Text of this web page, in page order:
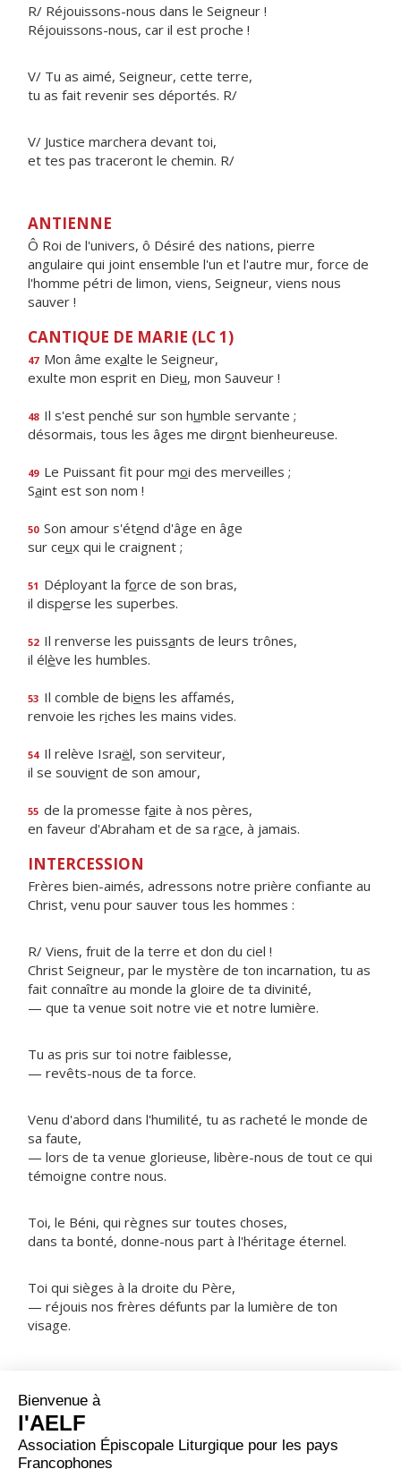
R/ Réjouissons-nous dans le Seigneur !
Réjouissons-nous, car il est proche !
V/ Tu as aimé, Seigneur, cette terre,
tu as fait revenir ses déportés. R/
V/ Justice marchera devant toi,
et tes pas traceront le chemin. R/
ANTIENNE
Ô Roi de l'univers, ô Désiré des nations, pierre
angulaire qui joint ensemble l'un et l'autre mur, force de
l'homme pétri de limon, viens, Seigneur, viens nous
sauver !
CANTIQUE DE MARIE (LC 1)
47 Mon âme exalte le Seigneur,
exulte mon esprit en Dieu, mon Sauveur !
48 Il s'est penché sur son humble servante ;
désormais, tous les âges me diront bienheureuse.
49 Le Puissant fit pour moi des merveilles ;
Saint est son nom !
50 Son amour s'étend d'âge en âge
sur ceux qui le craignent ;
51 Déployant la force de son bras,
il disperse les superbes.
52 Il renverse les puissants de leurs trônes,
il élève les humbles.
53 Il comble de biens les affamés,
renvoie les riches les mains vides.
54 Il relève Israël, son serviteur,
il se souvient de son amour,
55 de la promesse faite à nos pères,
en faveur d'Abraham et de sa race, à jamais.
INTERCESSION
Frères bien-aimés, adressons notre prière confiante au
Christ, venu pour sauver tous les hommes :
R/ Viens, fruit de la terre et don du ciel !
Christ Seigneur, par le mystère de ton incarnation, tu as
fait connaître au monde la gloire de ta divinité,
— que ta venue soit notre vie et notre lumière.
Tu as pris sur toi notre faiblesse,
— revêts-nous de ta force.
Venu d'abord dans l'humilité, tu as racheté le monde de
sa faute,
— lors de ta venue glorieuse, libère-nous de tout ce qui
témoigne contre nous.
Toi, le Béni, qui règnes sur toutes choses,
dans ta bonté, donne-nous part à l'héritage éternel.
Toi qui sièges à la droite du Père,
— réjouis nos frères défunts par la lumière de ton
visage.
ORAISON
Que ta grâce, Seigneur notre Dieu, se répande en nos
cœurs : par le message de l'ange, tu nous as fait